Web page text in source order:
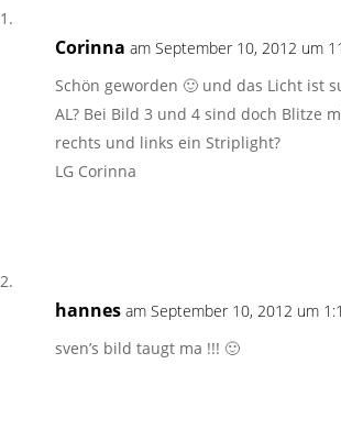
Corinna am September 10, 2012 um
Schön geworden 🙂 und das Licht ist
AL? Bei Bild 3 und 4 sind doch Blitze
rechts und links ein Striplight?
LG Corinna
hannes am September 10, 2012 um
sven’s bild taugt ma !!! 🙂